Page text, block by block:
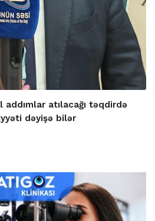
atılacağı təqdirdə
dəyişə bilər